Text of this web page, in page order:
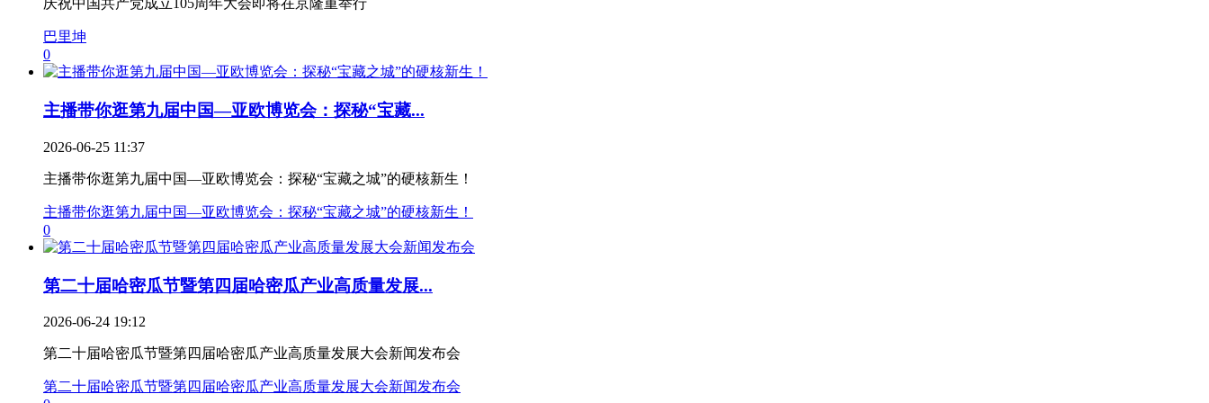
庆祝中国共产党成立105周年大会即将在京隆重举行
巴里坤
0
主播带你逛第九届中国—亚欧博览会：探秘“宝藏...
2026-06-25 11:37
主播带你逛第九届中国—亚欧博览会：探秘“宝藏之城”的硬核新生！
主播带你逛第九届中国—亚欧博览会：探秘“宝藏之城”的硬核新生！
0
第二十届哈密瓜节暨第四届哈密瓜产业高质量发展...
2026-06-24 19:12
第二十届哈密瓜节暨第四届哈密瓜产业高质量发展大会新闻发布会
第二十届哈密瓜节暨第四届哈密瓜产业高质量发展大会新闻发布会